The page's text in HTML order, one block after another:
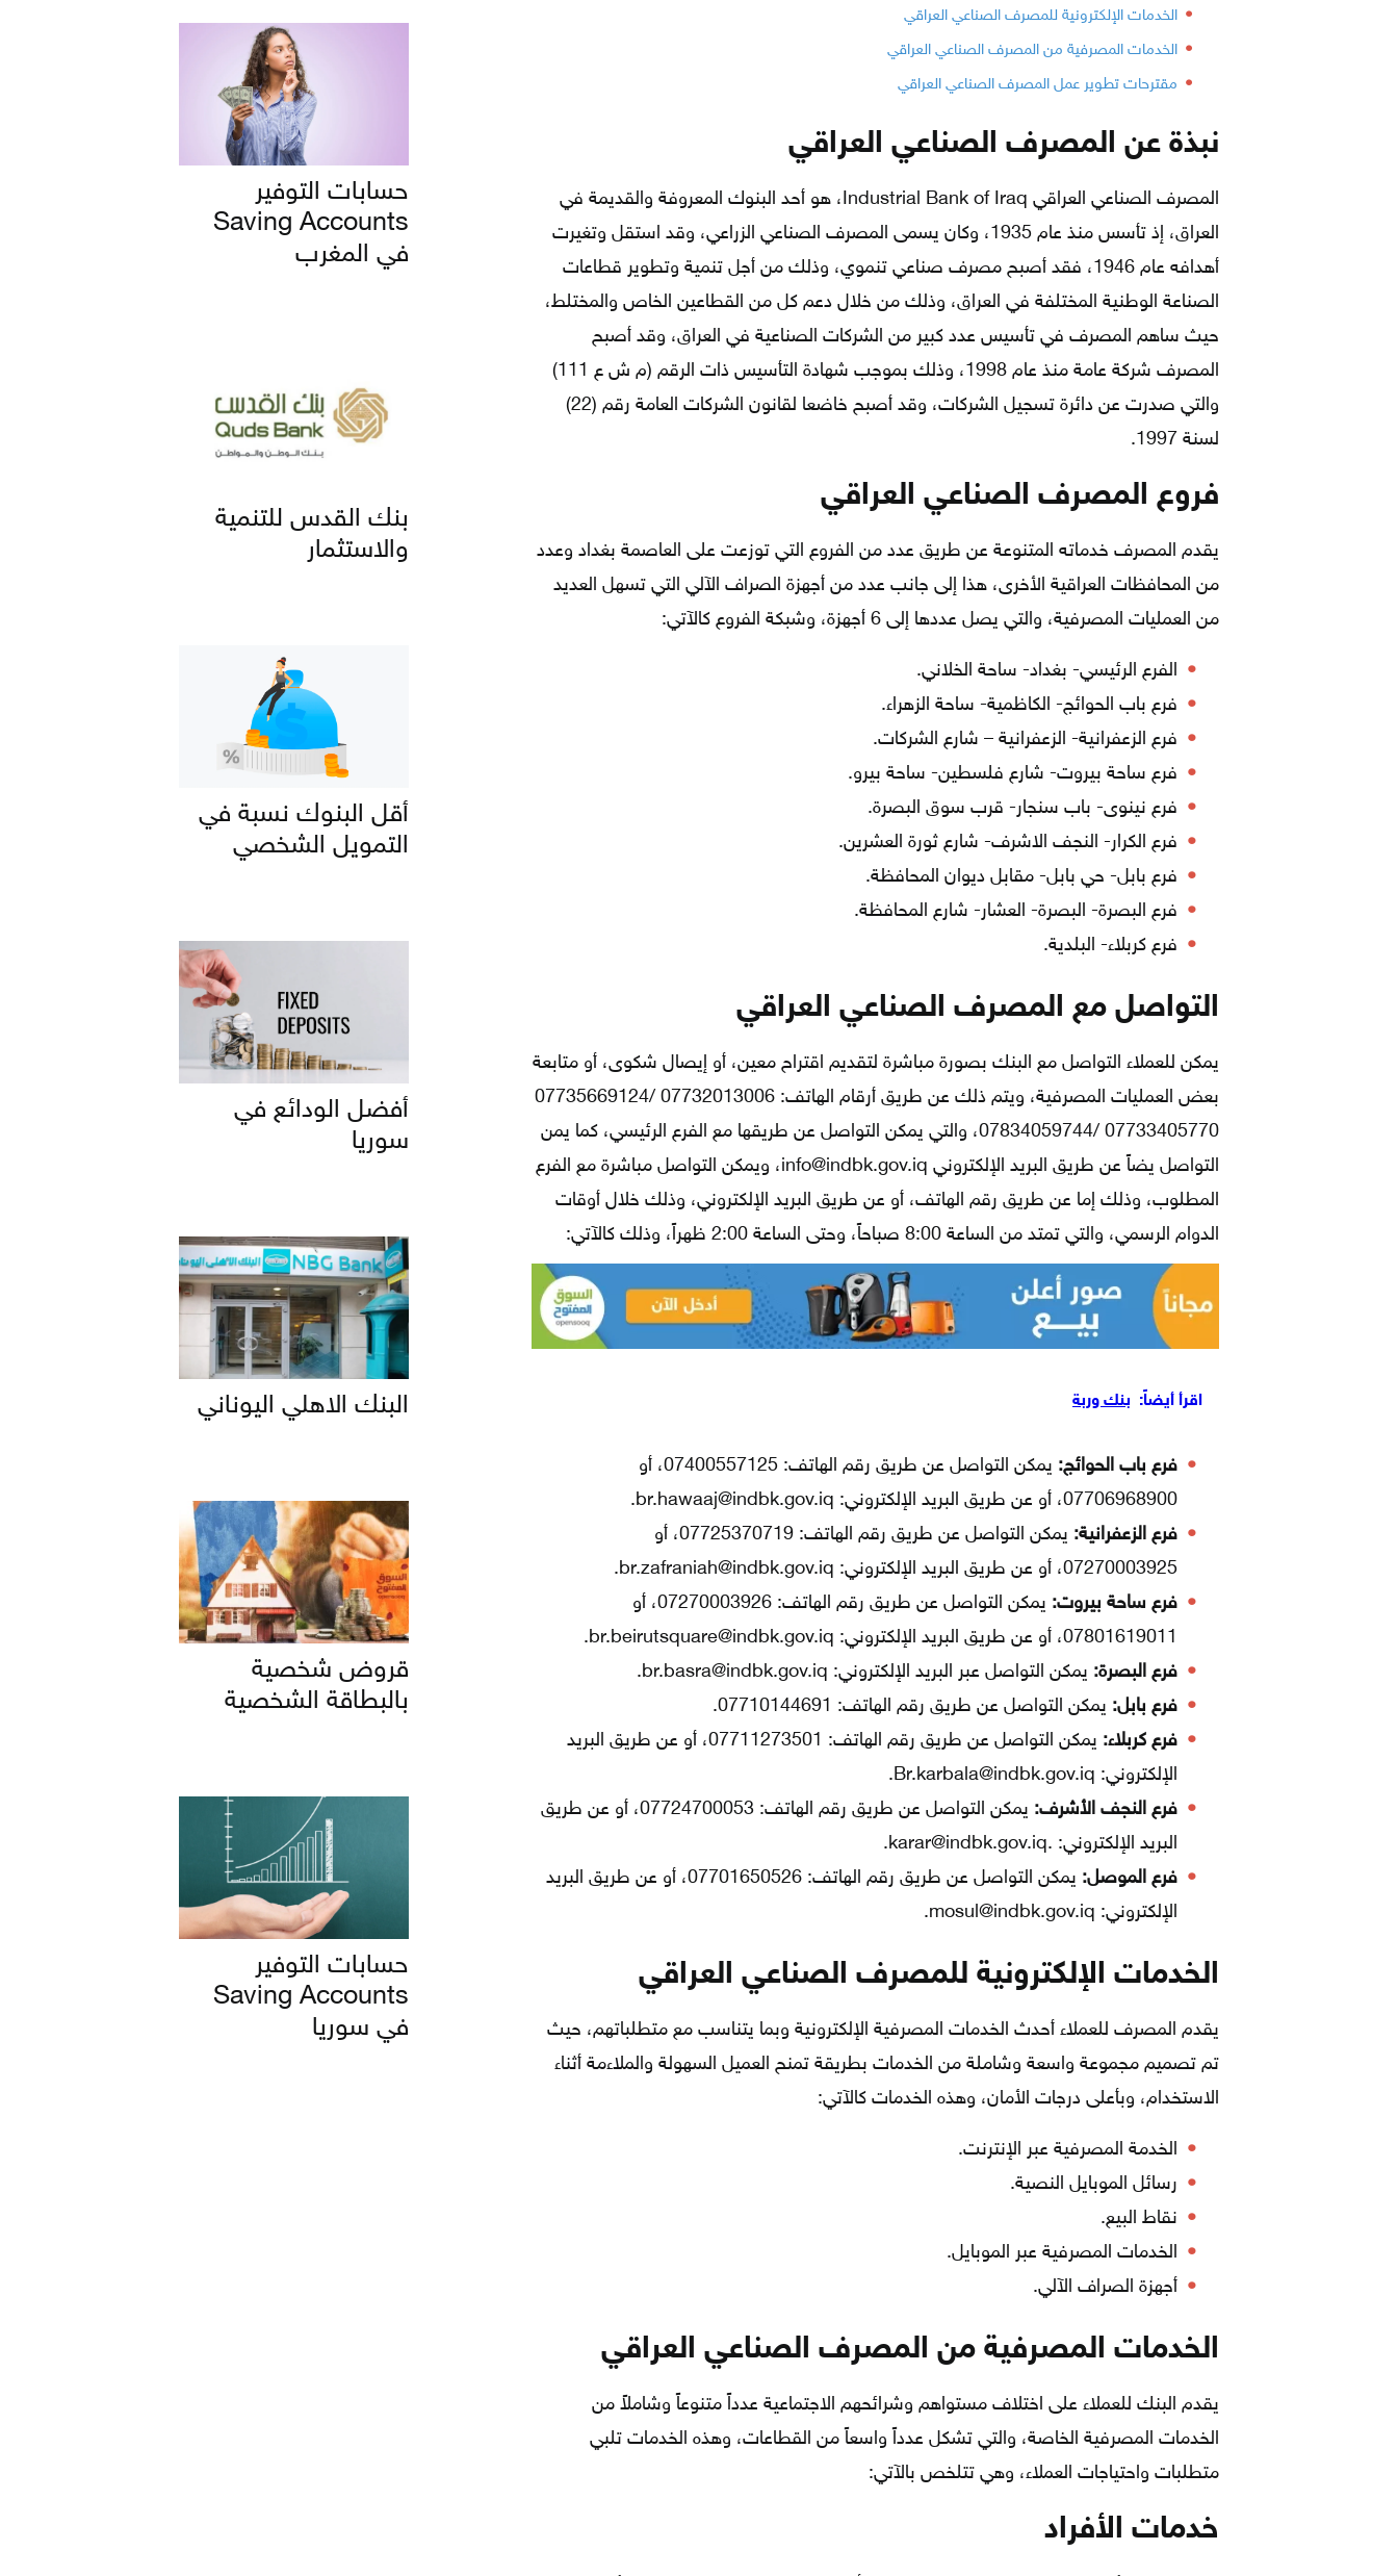
الخدمات الإلكترونية للمصرف الصناعي العراقي
الخدمات المصرفية من المصرف الصناعي العراقي
مقترحات تطوير عمل المصرف الصناعي العراقي
نبذة عن المصرف الصناعي العراقي
المصرف الصناعي العراقي Industrial Bank of Iraq، هو أحد البنوك المعروفة والقديمة في
العراق، إذ تأسس منذ عام 1935، وكان يسمى المصرف الصناعي الزراعي، وقد استقل وتغيرت
أهدافه عام 1946، فقد أصبح مصرف صناعي تنموي، وذلك من أجل تنمية وتطوير قطاعات
الصناعة الوطنية المختلفة في العراق، وذلك من خلال دعم كل من القطاعين الخاص والمختلط،
حيث ساهم المصرف في تأسيس عدد كبير من الشركات الصناعية في العراق، وقد أصبح
المصرف شركة عامة منذ عام 1998، وذلك بموجب شهادة التأسيس ذات الرقم (م ش ع 111)
والتي صدرت عن دائرة تسجيل الشركات، وقد أصبح خاضعا لقانون الشركات العامة رقم (22)
لسنة 1997.
فروع المصرف الصناعي العراقي
يقدم المصرف خدماته المتنوعة عن طريق عدد من الفروع التي توزعت على العاصمة بغداد وعدد
من المحافظات العراقية الأخرى، هذا إلى جانب عدد من أجهزة الصراف الآلي التي تسهل العديد
من العمليات المصرفية، والتي يصل عددها إلى 6 أجهزة، وشبكة الفروع كالآتي:
الفرع الرئيسي- بغداد- ساحة الخلاني.
فرع باب الحوائج- الكاظمية- ساحة الزهراء.
فرع الزعفرانية- الزعفرانية – شارع الشركات.
فرع ساحة بيروت- شارع فلسطين- ساحة بيرو.
فرع نينوى- باب سنجار- قرب سوق البصرة.
فرع الكرار- النجف الاشرف- شارع ثورة العشرين.
فرع بابل- حي بابل- مقابل ديوان المحافظة.
فرع البصرة- البصرة- العشار- شارع المحافظة.
فرع كربلاء- البلدية.
التواصل مع المصرف الصناعي العراقي
يمكن للعملاء التواصل مع البنك بصورة مباشرة لتقديم اقتراح معين، أو إيصال شكوى، أو متابعة
بعض العمليات المصرفية، ويتم ذلك عن طريق أرقام الهاتف: 07732013006 /07735669124
07733405770 /07834059744، والتي يمكن التواصل عن طريقها مع الفرع الرئيسي، كما يمن
التواصل يضاً عن طريق البريد الإلكتروني info@indbk.gov.iq، ويمكن التواصل مباشرة مع الفرع
المطلوب، وذلك إما عن طريق رقم الهاتف، أو عن طريق البريد الإلكتروني، وذلك خلال أوقات
الدوام الرسمي، والتي تمتد من الساعة 8:00 صباحاً، وحتى الساعة 2:00 ظهراً، وذلك كالآتي:
اقرأ أيضاً: بنك وربة
فرع باب الحوائج:
يمكن التواصل عن طريق رقم الهاتف: 07400557125، أو
07706968900، أو عن طريق البريد الإلكتروني: br.hawaaj@indbk.gov.iq.
فرع الزعفرانية:
يمكن التواصل عن طريق رقم الهاتف: 07725370719، أو
07270003925، أو عن طريق البريد الإلكتروني: br.zafraniah@indbk.gov.iq.
فرع ساحة بيروت:
يمكن التواصل عن طريق رقم الهاتف: 07270003926، أو
07801619011، أو عن طريق البريد الإلكتروني: br.beirutsquare@indbk.gov.iq.
فرع البصرة: يمكن التواصل عبر البريد الإلكتروني: br.basra@indbk.gov.iq.
فرع بابل: يمكن التواصل عن طريق رقم الهاتف: 07710144691.
فرع كربلاء:
يمكن التواصل عن طريق رقم الهاتف: 07711273501، أو عن طريق البريد
الإلكتروني: Br.karbala@indbk.gov.iq.
فرع النجف الأشرف:
يمكن التواصل عن طريق رقم الهاتف: 07724700053، أو عن طريق
البريد الإلكتروني: .karar@indbk.gov.iq.
فرع الموصل:
يمكن التواصل عن طريق رقم الهاتف: 07701650526، أو عن طريق البريد
الإلكتروني: mosul@indbk.gov.iq.
الخدمات الإلكترونية للمصرف الصناعي العراقي
يقدم المصرف للعملاء أحدث الخدمات المصرفية الإلكترونية وبما يتناسب مع متطلباتهم، حيث
تم تصميم مجموعة واسعة وشاملة من الخدمات بطريقة تمنح العميل السهولة والملاءمة أثناء
الاستخدام، وبأعلى درجات الأمان، وهذه الخدمات كالآتي:
الخدمة المصرفية عبر الإنترنت.
رسائل الموبايل النصية.
نقاط البيع.
الخدمات المصرفية عبر الموبايل.
أجهزة الصراف الآلي.
الخدمات المصرفية من المصرف الصناعي العراقي
يقدم البنك للعملاء على اختلاف مستواهم وشرائحهم الاجتماعية عدداً متنوعاً وشاملاً من
الخدمات المصرفية الخاصة، والتي تشكل عدداً واسعاً من القطاعات، وهذه الخدمات تلبي
متطلبات واحتياجات العملاء، وهي تتلخص بالآتي:
خدمات الأفراد
حسابات التوفير
Saving Accounts
في المغرب
بنك القدس للتنمية
والاستثمار
أقل البنوك نسبة في
التمويل الشخصي
أفضل الودائع في
سوريا
البنك الاهلي اليوناني
قروض شخصية
بالبطاقة الشخصية
حسابات التوفير
Saving Accounts
في سوريا